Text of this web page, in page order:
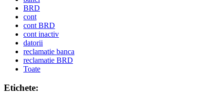
BRD
cont
cont BRD
cont inactiv
datorii
reclamatie banca
reclamatie BRD
Toate
Etichete: